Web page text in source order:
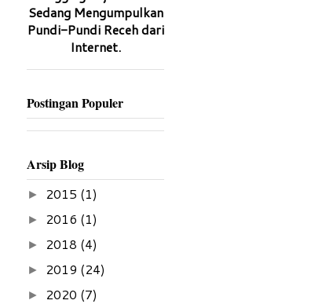
Sedang Mengumpulkan
Pundi-Pundi Receh dari
Internet.
Postingan Populer
Arsip Blog
► 2015 (1)
► 2016 (1)
► 2018 (4)
► 2019 (24)
► 2020 (7)